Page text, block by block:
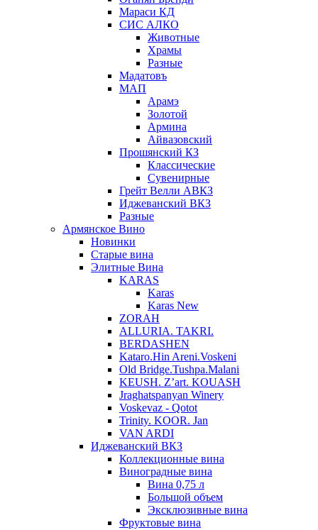
Мараси КД
СИС АЛКО
Животные
Храмы
Разные
Мадатовъ
МАП
Арамэ
Золотой
Армина
Айвазовский
Прошянский КЗ
Классические
Сувенирные
Грейт Велли АВКЗ
Иджеванский ВКЗ
Разные
Армянское Вино
Новинки
Старые вина
Элитные Вина
KARAS
Karas
Karas New
ZORAH
ALLURIA. TAKRI.
BERDASHEN
Kataro.Hin Areni.Voskeni
Old Bridge.Tushpa.Malani
KEUSH. Z’art. KOUASH
Jraghatspanyan Winery
Voskevaz - Qotot
Trinity. KOOR. Jan
VAN ARDI
Иджеванский ВКЗ
Коллекционные вина
Виноградные вина
Вина 0,75 л
Большой объем
Эксклюзивные вина
Фруктовые вина